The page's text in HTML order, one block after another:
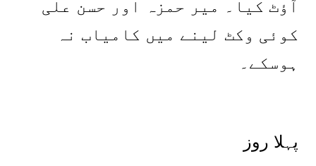
آؤٹ کیا۔ میر حمزہ اور حسن علی
کوئی وکٹ لینے میں کامیاب نہ
ہوسکے۔
پہلا روز